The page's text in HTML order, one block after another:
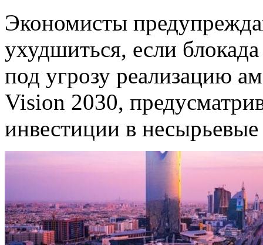
Экономисты
ухудшиться, если
под угрозу реализацию
Vision 2030,
инвестиции в